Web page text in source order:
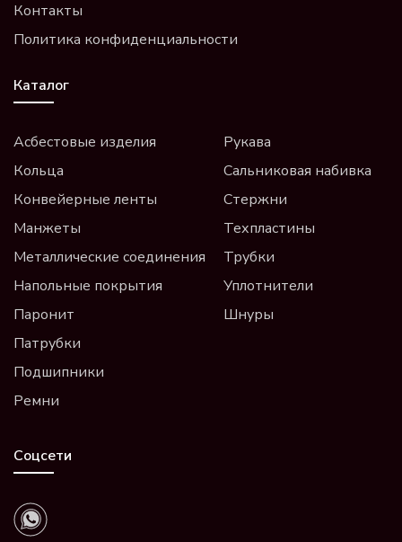
Контакты
Политика конфиденциальности
Каталог
Асбестовые изделия
Кольца
Конвейерные ленты
Манжеты
Металлические соединения
Напольные покрытия
Паронит
Патрубки
Подшипники
Ремни
Рукава
Сальниковая набивка
Стержни
Техпластины
Трубки
Уплотнители
Шнуры
Соцсети